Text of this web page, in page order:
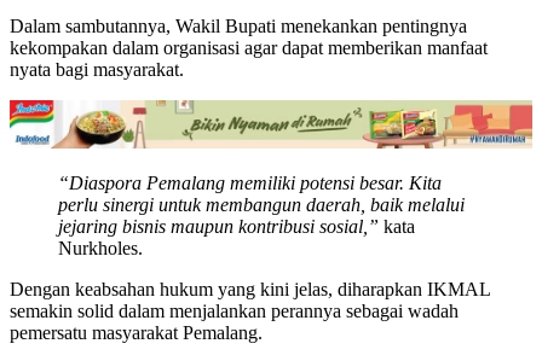
Dalam sambutannya, Wakil Bupati menekankan pentingnya
kekompakan dalam organisasi agar dapat memberikan manfaat
nyata bagi masyarakat.
“Diaspora Pemalang memiliki potensi besar. Kita
perlu sinergi untuk membangun daerah, baik melalui
jejaring bisnis maupun kontribusi sosial,” kata
Nurkholes.
Dengan keabsahan hukum yang kini jelas, diharapkan IKMAL
semakin solid dalam menjalankan perannya sebagai wadah
pemersatu masyarakat Pemalang.